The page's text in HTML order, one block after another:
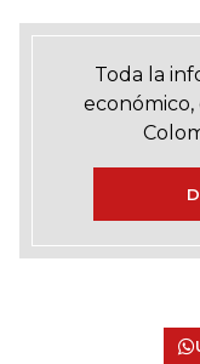
Toda la